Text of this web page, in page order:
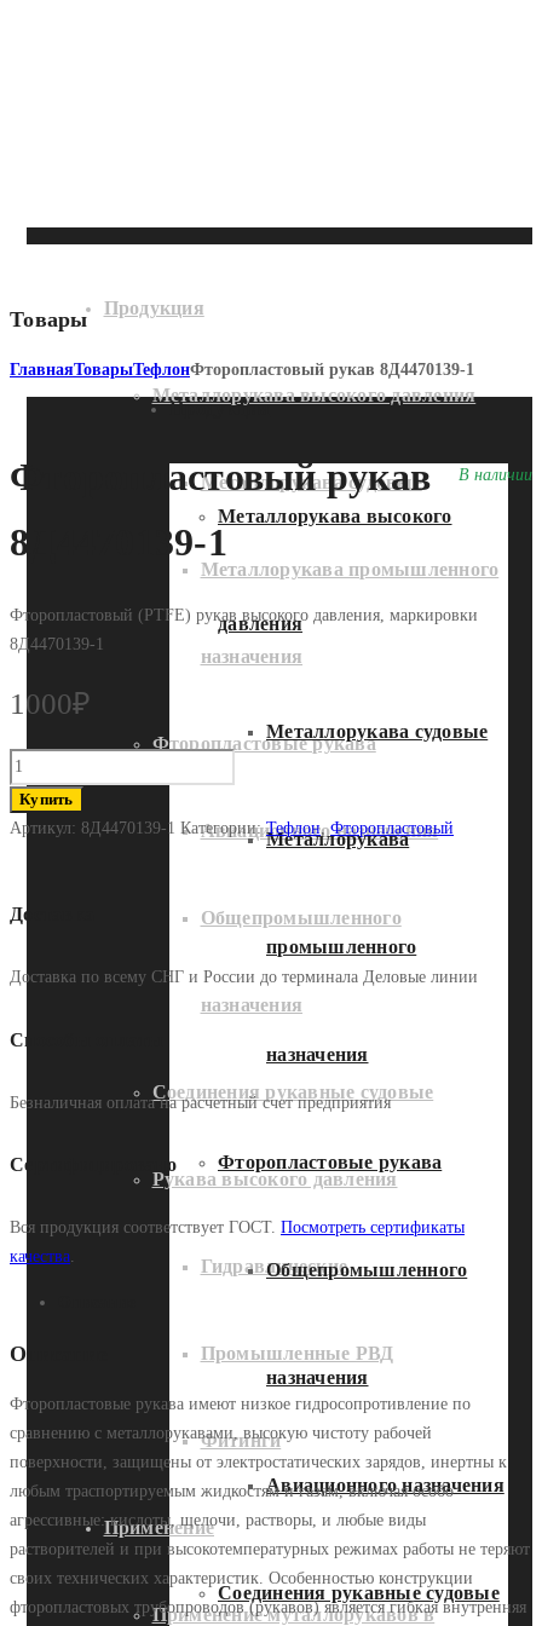
Продукция
Металлорукава высокого давления
Металлорукава судовые
Металлорукава промышленного
назначения
Фторопластовые рукава
Авиационного назначения
Общепромышленного
назначения
Соединения рукавные судовые
Рукава высокого давления
Гидравлические
Промышленные РВД
Фитинги
Применение
Применение муталлорукавов в
Продукция
Металлорукава высокого
давления
Металлорукава судовые
Металлорукава
промышленного
назначения
Фторопластовые рукава
Общепромышленного
назначения
Авиационного назначения
Соединения рукавные судовые
Товары
ГлавнаяТоварыТефлонФторопластовый рукав 8Д4470139-1
В наличии
Фторопластовый рукав
8Д4470139-1
Фторопластовый (PTFE) рукав высокого давления, маркировки
8Д4470139-1
1000₽
Количество
Фторопластовый
рукав
Купить
Артикул: 8Д4470139-1 Категории:Тефлон,Фторопластовый
Доставка
Доставка по всему СНГ и России до терминала Деловые линии
Способы оплаты
Безналичная оплата на расчетный счет предприятия
Сертифицировано
Вся продукция соответствует ГОСТ. Посмотреть сертификаты
качества.
Описание
Фторопластовые рукава имеют низкое гидросопротивление по
сравнению с металлорукавами, высокую чистоту рабочей
поверхности, защищены от электростатических зарядов, инертны к
любым траспортируемым жидкостям и газам, включая особо
агрессивные: кислоты, щелочи, растворы, и любые виды
растворителей и при высокотемпературных режимах работы не теряют
своих технических характеристик. Особенностью конструкции
фторопластовых трубопроводов (рукавов) является гибкая внутренняя